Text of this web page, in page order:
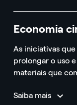
Economia
As iniciativas
prolongar o uso
materiais que
Saiba mais